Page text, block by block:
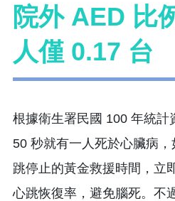
院外 AED
人僅 0.17 台
根據衛生署民國 100 年統計
50 秒就有一人死於心臟病
跳停止的黃金救援時間，立
心跳恢復率，避免腦死。不